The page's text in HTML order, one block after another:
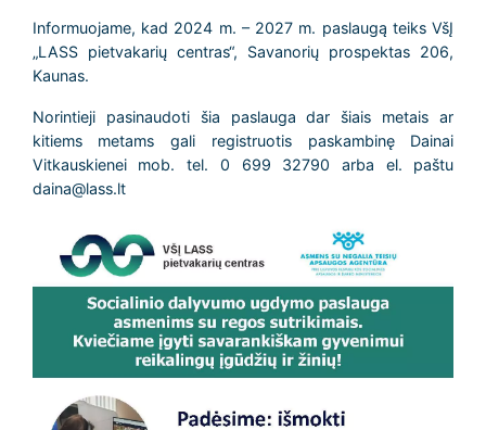
Informuojame, kad 2024 m. – 2027 m. paslaugą teiks VšĮ
„LASS pietvakarių centras“, Savanorių prospektas 206,
Kaunas.
Norintieji pasinaudoti šia paslauga dar šiais metais ar
kitiems metams gali registruotis paskambinę Dainai
Vitkauskienei mob. tel. 0 699 32790 arba el. paštu
daina@lass.lt